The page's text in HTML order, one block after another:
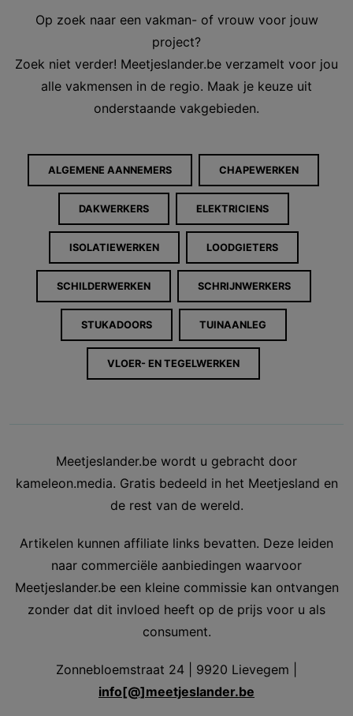
Op zoek naar een vakman- of vrouw voor jouw
project?
Zoek niet verder! Meetjeslander.be verzamelt voor jou
alle vakmensen in de regio. Maak je keuze uit
onderstaande vakgebieden.
ALGEMENE AANNEMERS CHAPEWERKEN
DAKWERKERS ELEKTRICIENS
ISOLATIEWERKEN LOODGIETERS
SCHILDERWERKEN SCHRIJNWERKERS
STUKADOORS TUINAANLEG
VLOER- EN TEGELWERKEN
Meetjeslander.be wordt u gebracht door
kameleon.media. Gratis bedeeld in het Meetjesland en
de rest van de wereld.
Artikelen kunnen affiliate links bevatten. Deze leiden
naar commerciële aanbiedingen waarvoor
Meetjeslander.be een kleine commissie kan ontvangen
zonder dat dit invloed heeft op de prijs voor u als
consument.
Zonnebloemstraat 24 | 9920 Lievegem |
info[@]meetjeslander.be